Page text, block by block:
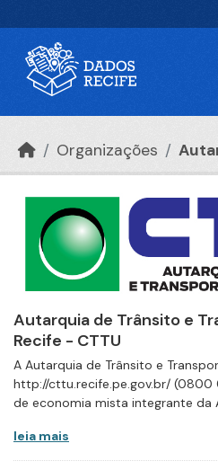
Organizações
Autarquia de Trânsito e
Recife - CTTU
A Autarquia de Trânsito e
http://cttu.recife.pe.gov.br/ (0800
de economia mista integrante da
leia mais